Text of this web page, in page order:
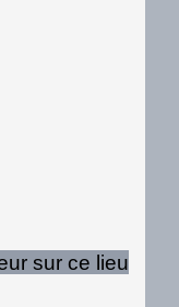
sur ce lieu